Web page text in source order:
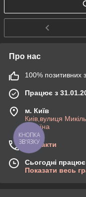
Про нас
100% позитивних з
Працює з
м. Київ
Киів,вулиця
Україна
Контакти
Сьогодні
Показати весь
КНОПКА
ЗВ'ЯЗКУ